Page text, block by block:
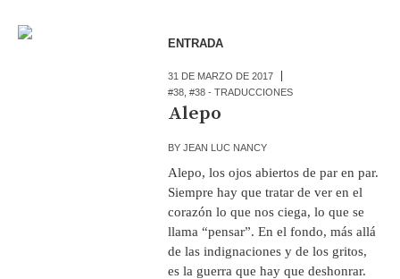
ENTRADA
31 DE MARZO DE 2017
#38 ,#38 - TRADUCCIONES
Alepo
BYJEAN LUC NANCY
Alepo, los ojos abiertos de par en par.
Siempre hay que tratar de ver en el
corazón lo que nos ciega, lo que se
llama “pensar”. En el fondo, más allá
de las indignaciones y de los gritos,
es la guerra que hay que deshonrar.